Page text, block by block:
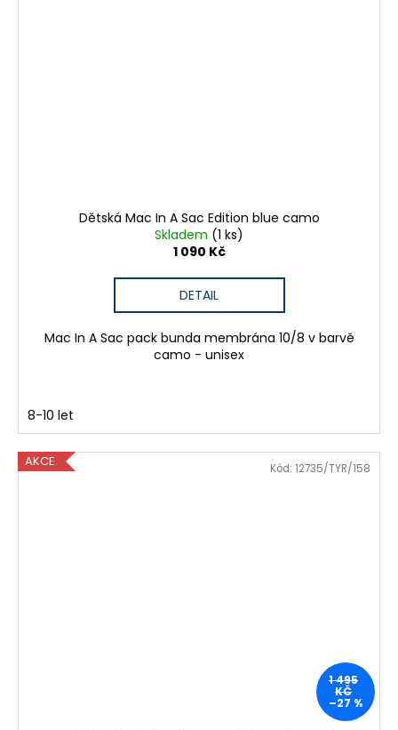
Dětská Mac In A Sac Edition blue camo
Skladem (1 ks)
1 090 Kč
DETAIL
Mac In A Sac pack bunda membrána 10/8 v barvě
camo - unisex
8-10 let
AKCE
1 495
KČ
–27 %
Kód: 12735/TYR/158